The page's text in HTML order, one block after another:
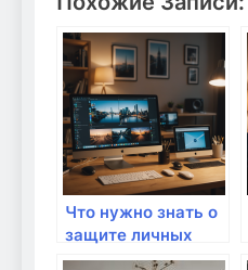
Что нужно знать о
защите личных
устройств от